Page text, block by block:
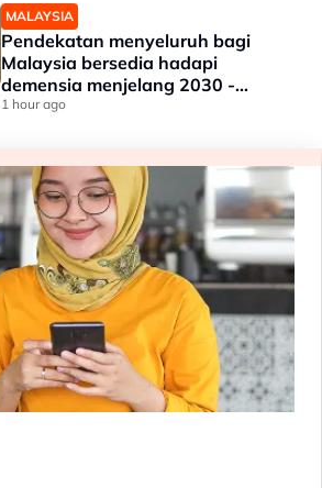
MALAYSIA
Pendekatan menyeluruh bagi
Malaysia bersedia hadapi
demensia menjelang 2030 -
Hanifah
1 hour ago